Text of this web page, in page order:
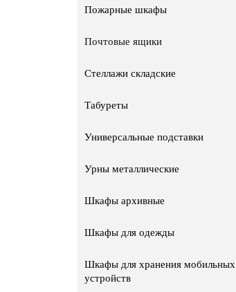
Пожарные шкафы
Почтовые ящики
Стеллажи складские
Табуреты
Универсальные подставки
Урны металлические
Шкафы архивные
Шкафы для одежды
Шкафы для хранения мобильных
устройств